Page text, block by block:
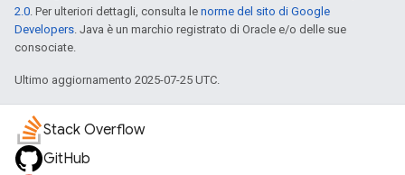
2.0. Per ulteriori dettagli, consulta le norme del sito di Google
Developers. Java è un marchio registrato di Oracle e/o delle sue
consociate.
Ultimo aggiornamento 2025-07-25 UTC.
Stack Overflow
GitHub